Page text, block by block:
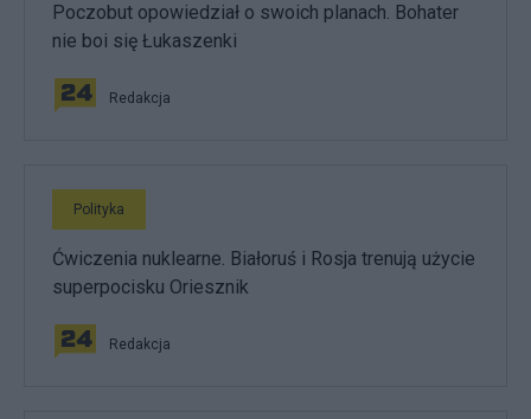
Poczobut opowiedział o swoich planach. Bohater
nie boi się Łukaszenki
Redakcja
Polityka
Ćwiczenia nuklearne. Białoruś i Rosja trenują użycie
superpocisku Oriesznik
Redakcja